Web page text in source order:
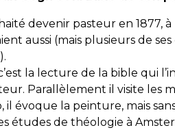
devenir pasteur en 1877, à
aussi (mais plusieurs de
c’est la lecture de la bible qui
Parallèlement il visite les
il évoque la peinture, mais
études de théologie à